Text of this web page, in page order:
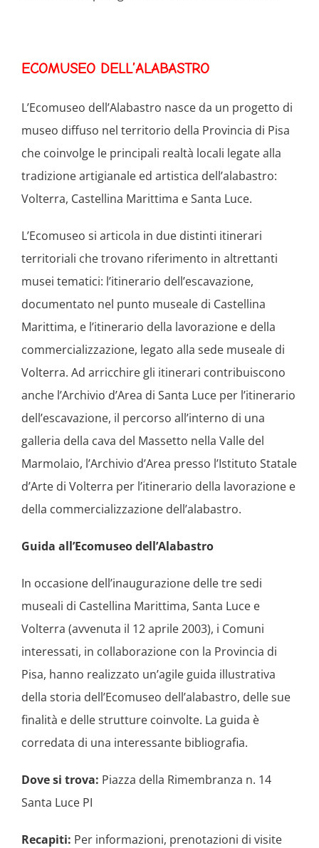
ECOMUSEO DELL’ALABASTRO
L’Ecomuseo dell’Alabastro nasce da un progetto di
museo diffuso nel territorio della Provincia di Pisa
che coinvolge le principali realtà locali legate alla
tradizione artigianale ed artistica dell’alabastro:
Volterra, Castellina Marittima e Santa Luce.
L’Ecomuseo si articola in due distinti itinerari
territoriali che trovano riferimento in altrettanti
musei tematici: l’itinerario dell’escavazione,
documentato nel punto museale di Castellina
Marittima, e l’itinerario della lavorazione e della
commercializzazione, legato alla sede museale di
Volterra. Ad arricchire gli itinerari contribuiscono
anche l’Archivio d’Area di Santa Luce per l’itinerario
dell’escavazione, il percorso all’interno di una
galleria della cava del Massetto nella Valle del
Marmolaio, l’Archivio d’Area presso l’Istituto Statale
d’Arte di Volterra per l’itinerario della lavorazione e
della commercializzazione dell’alabastro.
Guida all’Ecomuseo dell’Alabastro
In occasione dell’inaugurazione delle tre sedi
museali di Castellina Marittima, Santa Luce e
Volterra (avvenuta il 12 aprile 2003), i Comuni
interessati, in collaborazione con la Provincia di
Pisa, hanno realizzato un’agile guida illustrativa
della storia dell’Ecomuseo dell’alabastro, delle sue
finalità e delle strutture coinvolte. La guida è
corredata di una interessante bibliografia.
Dove si trova: Piazza della Rimembranza n. 14
Santa Luce PI
Recapiti: Per informazioni, prenotazioni di visite